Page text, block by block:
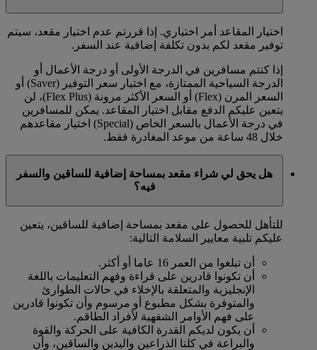
اختيار المقاعد أمر اختياري. إذا قررتم عدم اختيار مقعد، سيتم
توفير مقعد لكم بدون تكلفة إضافية عند السفر.
إذا كنتم مسافرين في الدرجة الأولى أو درجة الأعمال أو
الدرجة السياحية الممتازة، مع اختيار سعر التوفير (Saver) أو
السعر المرن (Flex) أو السعر الأكثر مرونة (Flex Plus)، لن
يتعين عليكم الدفع مقابل اختيار المقاعد. يمكن للمسافرين
في درجة الأعمال بالسعر الخاص (Special) اختيار مقاعدهم
خلال 48 ساعة من موعد المغادرة فقط.
هل يحق لي شراء مقعد بمساحة إضافية للساقين والسفر
فيه؟
للتأهل للحصول على مقعد بمساحة إضافية للساقين، يتعين
عليكم تلبية معايير السلامة التالية:
أن تبلغوا من العمر 16 عاما أو أكثر.
أن تكونوا قادرين على قراءة وفهم التعليمات باللغة
الإنجليزية والمتعلقة بالإخلاء في حالات الطوارئ
والمتوفرة بشكل مطبوع أو مرسوم وأن تكونوا قادرين
على فهم الأوامر الشفهية لأفراد الطاقم.
أن يكون لديكم القدرة الكافية على الحركة والقوة
والبراعة في كلتا الذراعين واليدين والساقين، وأن